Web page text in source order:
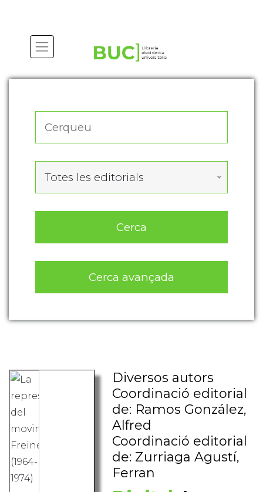
Totes les editorials
Cerca
Cerca avançada
Diversos autors
Coordinació editorial
de: Ramos González,
Alfred
Coordinació editorial
de: Zurriaga Agustí,
Ferran